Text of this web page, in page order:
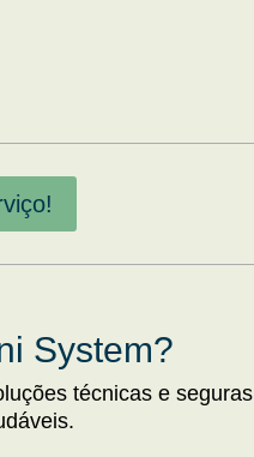
System?
técnicas e seguras